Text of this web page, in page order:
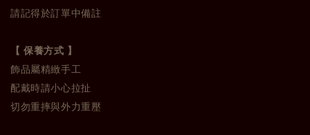
請記得於訂單中備註
【 保養方式 】
飾品屬精緻手工
配戴時請小心拉扯
切勿重摔與外力重壓